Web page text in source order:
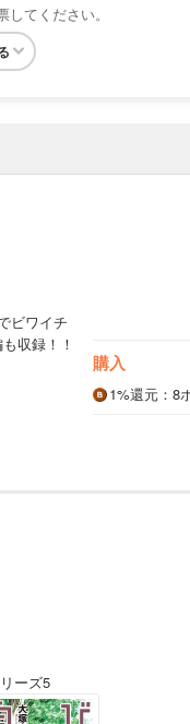
てください。
ビワイチ
収録！！
購入
1%還元 ：8
ーズ5